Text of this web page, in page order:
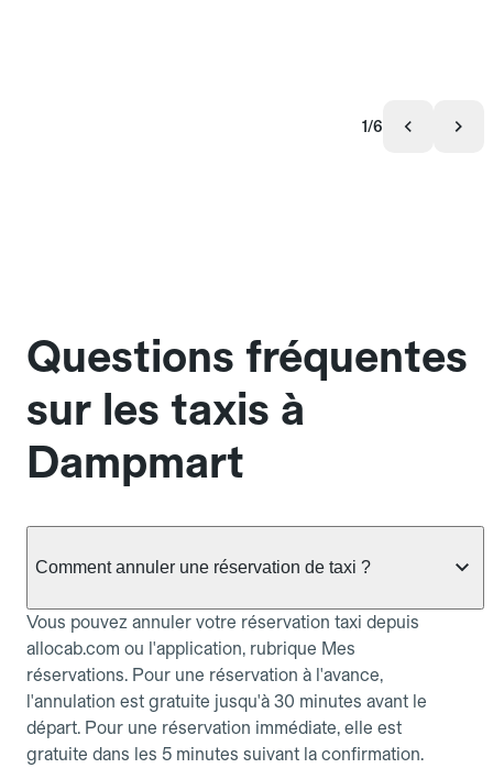
1/6
Questions fréquentes
sur les taxis à
Dampmart
Comment annuler une réservation de taxi ?
Vous pouvez annuler votre réservation taxi depuis
allocab.com ou l'application, rubrique Mes
réservations. Pour une réservation à l'avance,
l'annulation est gratuite jusqu'à 30 minutes avant le
départ. Pour une réservation immédiate, elle est
gratuite dans les 5 minutes suivant la confirmation.